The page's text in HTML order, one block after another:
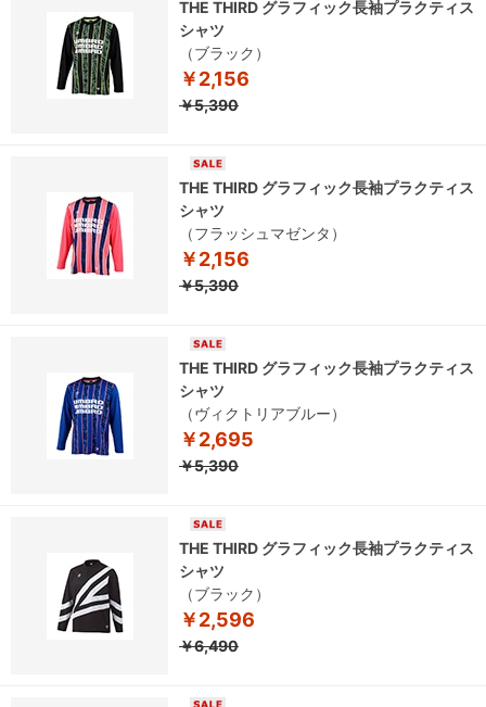
THE THIRD グラフィック長袖プラクティス
シャツ
（ブラック）
￥2,156
￥5,390
THE THIRD グラフィック長袖プラクティス
シャツ
（フラッシュマゼンタ）
￥2,156
￥5,390
THE THIRD グラフィック長袖プラクティス
シャツ
（ヴィクトリアブルー）
￥2,695
￥5,390
THE THIRD グラフィック長袖プラクティス
シャツ
（ブラック）
￥2,596
￥6,490